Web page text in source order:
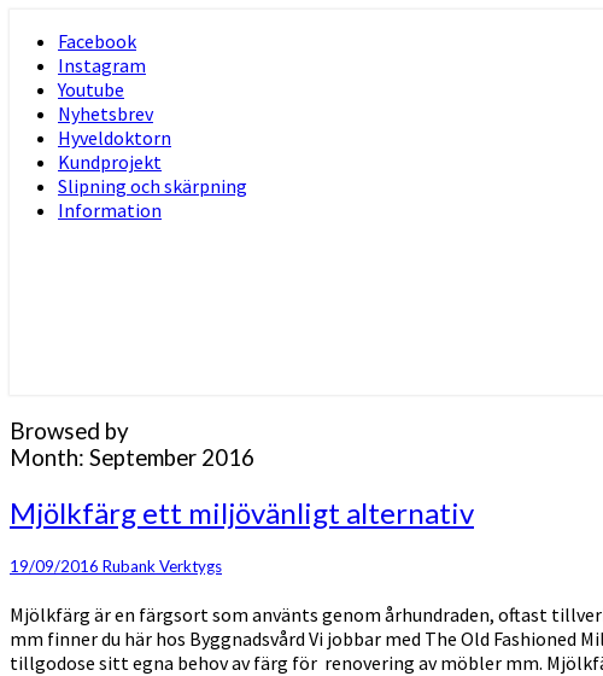
content
Facebook
Instagram
Youtube
Nyhetsbrev
Hyveldoktorn
Kundprojekt
Slipning och skärpning
Information
Browsed by
Month: September 2016
Mjölkfärg
ett
alternativ
Mjölkfärg ett miljövänligt alternativ
19/09/2016 Rubank Verktygs
Mjölkfärg är en färgsort som använts genom århundraden, oftast
mm finner du här hos Byggnadsvård Vi jobbar med The Old
tillgodose sitt egna behov av färg för renovering av möbler mm.